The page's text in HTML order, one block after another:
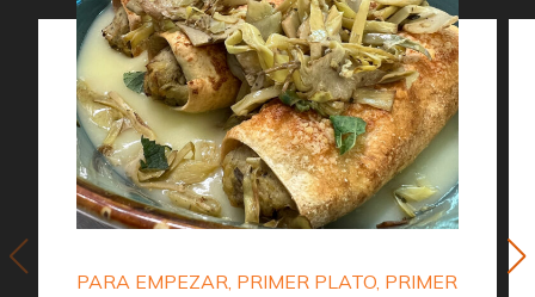
PARA EMPEZAR, PRIMER PLATO, PRIMER